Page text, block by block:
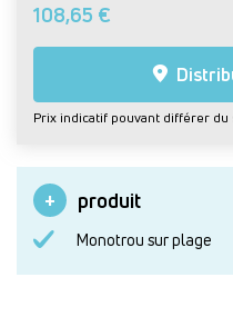
108,65 €
Prix indicatif pouvant différer
produit
Monotrou sur plage